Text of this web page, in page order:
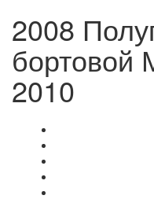
2008
бортовой
2010